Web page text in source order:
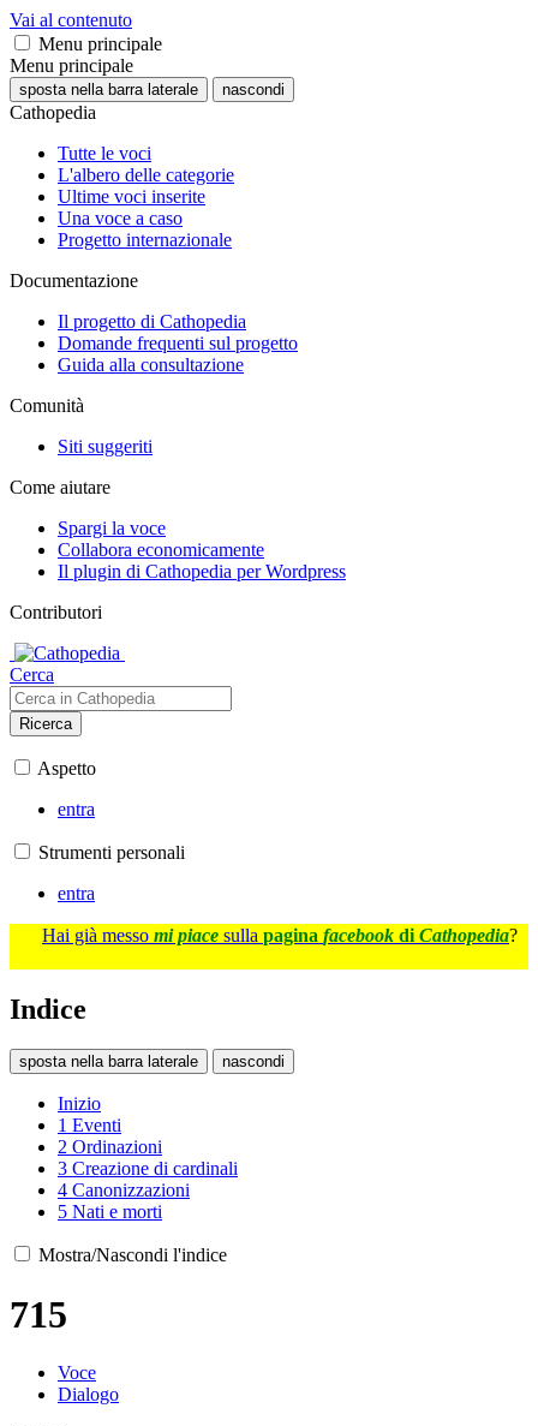
Vai al contenuto
Menu principale
Menu principale
sposta nella barra laterale nascondi
Cathopedia
Tutte le voci
L'albero delle categorie
Ultime voci inserite
Una voce a caso
Progetto internazionale
Documentazione
Il progetto di Cathopedia
Domande frequenti sul progetto
Guida alla consultazione
Comunità
Siti suggeriti
Come aiutare
Spargi la voce
Collabora economicamente
Il plugin di Cathopedia per Wordpress
Contributori
Cerca
Ricerca
Aspetto
entra
Strumenti personali
entra
Hai già messo mi piace sulla pagina facebook di Cathopedia?
Indice
sposta nella barra laterale nascondi
Inizio
1 Eventi
2 Ordinazioni
3 Creazione di cardinali
4 Canonizzazioni
5 Nati e morti
Mostra/Nascondi l'indice
715
Voce
Dialogo